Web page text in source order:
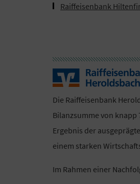
Raiffeisenbank
Die Raiffeisenbank
Bilanzsumme von
Ergebnis der
einem starken
Im Rahmen einer